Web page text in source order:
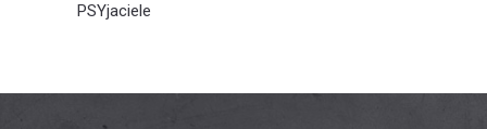
PSYjaciele